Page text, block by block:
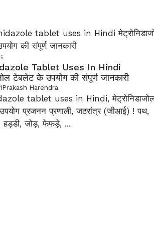
Tablet Uses In Hindi
टेबलेट के उपयोग की संपूर्ण जानकारी
Prakash Harendra
tablet uses in Hindi,
प्रजनन प्रणाली, जठरांत्र (जीआई) ! पथ,
हड्डी, जोड़, फेफड़े, ...